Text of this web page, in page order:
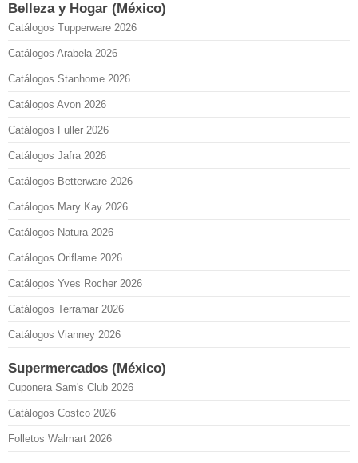
Belleza y Hogar (México)
Catálogos Tupperware 2026
Catálogos Arabela 2026
Catálogos Stanhome 2026
Catálogos Avon 2026
Catálogos Fuller 2026
Catálogos Jafra 2026
Catálogos Betterware 2026
Catálogos Mary Kay 2026
Catálogos Natura 2026
Catálogos Oriflame 2026
Catálogos Yves Rocher 2026
Catálogos Terramar 2026
Catálogos Vianney 2026
Supermercados (México)
Cuponera Sam's Club 2026
Catálogos Costco 2026
Folletos Walmart 2026